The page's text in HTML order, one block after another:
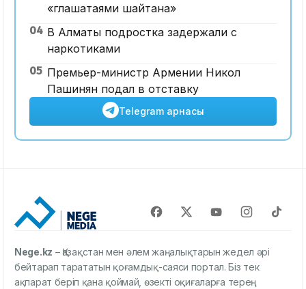
«глашатаями шайтана»
04 В Алматы подростка задержали с
наркотиками
05 Премьер-министр Армении Никол
Пашинян подал в отставку
Telegram арнасы
Nege.kz – Қазақстан мен әлем жаңалықтарын жедел әрі
бейтарап тарататын қоғамдық-саяси портал. Біз тек
ақпарат беріп қана қоймай, өзекті оқиғаларға терең